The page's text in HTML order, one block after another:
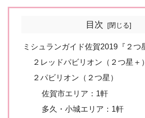
目次
ミシュランガイド佐賀2019『２つ
２レッドパビリオン（２つ星＋）
２パビリオン（２つ星）
佐賀市エリア：1軒
多久・小城エリア：1軒